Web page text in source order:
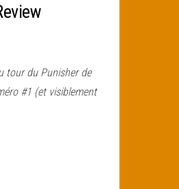
tour du Punisher de
#1 (et visiblement